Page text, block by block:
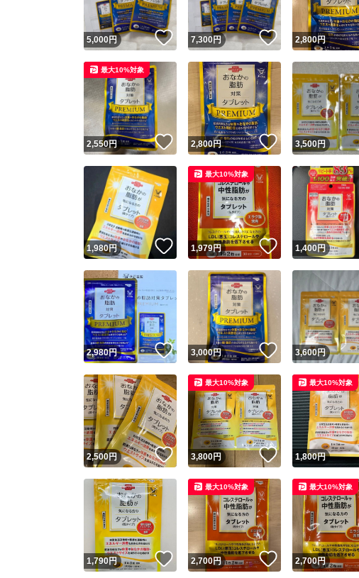
Yahoo!フリマが定
安心取引出品者
安心取引出品者
取引実績
取引実績◯+
他フリマ実績
商品画像
コピーは1
5,000円 いいね！
7,300円 いいね！
2,800円
2,550円 いいね！
最大10%対象
2,800円 いいね！
3,500円
1,980円 いいね！
1,979円 いいね！
最大10%対象
1,400円
2,980円 いいね！
3,000円 いいね！
3,600円
2,500円 いいね！
3,800円 いいね！
最大10%対象
1,800円
最大10%対象
1,790円 いいね！
2,700円 いいね！
最大10%対象
2,700円
最大10%対象